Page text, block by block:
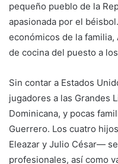
pequeño pueblo de la
apasionada por el
económicos de la
de cocina del puesto a
Sin contar a Estados
jugadores a las Grandes
Dominicana, y pocas
Guerrero. Los cuatro
Eleazar y Julio César—
profesionales, así como